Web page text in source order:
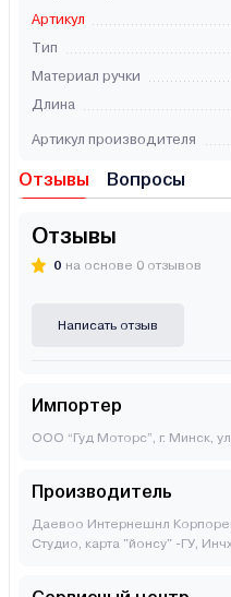
Артикул
Тип
Материал ручки
Длина
Артикул производителя
Отзывы Вопросы
Отзывы
0 на основе 0 отзывов
Написать отзыв
Импортер
ООО “Гуд Моторс”, г. Минск,
Производитель
Даевоо Интернешнл
Студио, карта "йонсу" -ГУ,